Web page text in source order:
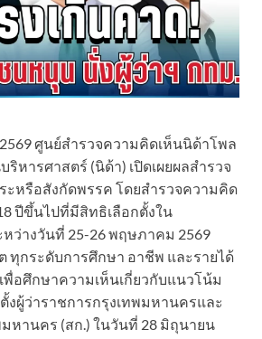
ศูนย์สำรวจความคิดเห็นนิด้าโพล
ารศาสตร์ (นิด้า) เปิดเผยผลสำรวจ
ระหรือสังกัดพรรค โดยสำรวจความคิด
ปีขึ้นไปที่มีสิทธิเลือกตั้งใน
ว่างวันที่ 25-26 พฤษภาคม 2569
ทุกระดับการศึกษา อาชีพ และรายได้
พื่อศึกษาความเห็นเกี่ยวกับแนวโน้ม
งผู้ว่าราชการกรุงเทพมหานครและ
หานคร (สก.) ในวันที่ 28 มิถุนายน